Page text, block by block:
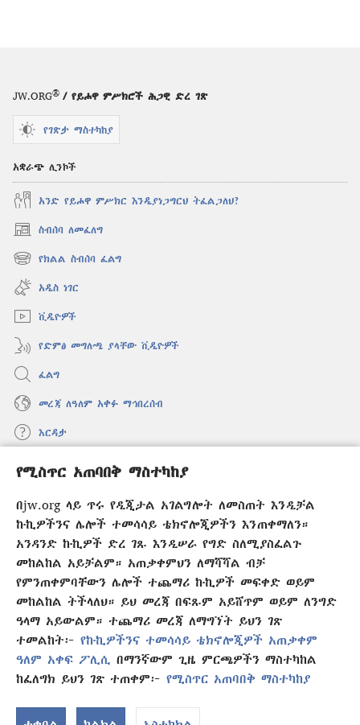
የሚስጥር አጠባበቅ ማስተካከያ
በjw.org ላይ ጥሩ የዲጂታል አገልግሎት ለመስጠት እንዲቻል
ኩኪዎችንና ሌሎች ተመሳሳይ ቴክኖሎጂዎችን እንጠቀማለን።
አንዳንድ ኩኪዎች ድረ ገጹ እንዲሠራ የግድ ስለሚያስፈልጉ
መከልከል አይቻልም። አጠቃቀምህን ለማሻሻል ብቻ
የምንጠቀምባቸውን ሌሎች ተጨማሪ ኩኪዎች መፍቀድ ወይም
መከልከል ትችላለህ። ይህ መረጃ በፍጹም አይሸጥም ወይም ለንግድ
ዓላማ አይውልም። ተጨማሪ መረጃ ለማግኘት ይህን ገጽ
ተመልከት፦ የኩኪዎችንና ተመሳሳይ ቴክኖሎጂዎች አጠቃቀም
ዓለም አቀፍ ፖሊሲ
በማንኛውም ጊዜ ምርጫዎችን ማስተካከል
ከፈለግክ ይህን ገጽ ተጠቀም፦ የሚስጥር አጠባበቅ ማስተካከያ
JW.ORG® / የይሖዋ ምሥክሮች ሕጋዊ ድረ ገጽ
የገጽታ ማስተካከያ
አቋራጭ ሊንኮች
አንድ የይሖዋ ምሥክር እንዲያነጋግርህ ትፈልጋለህ?
ስብሰባ ለመፈለግ
(አዲስ
ዊንዶው
ክፈት)
የክልል ስብሰባ ፈልግ
(አዲስ
ዊንዶው
ክፈት)
አዲስ ነገር
ቪዲዮዎች
የድምፅ መግለጫ ያላቸው ቪዲዮዎች
ፈልግ
መረጃ ለዓለም አቀፉ ማኅበረሰብ
እርዳታ
መዋጮዎች
(አዲስ
ክፈት)
የመጠበቂያ ግንብ የኢንተርኔት ቤተ መጻሕፍት
(አዲስ
ዊንዶው
®
(አዲስ
ዊንዶው
JW Library ® አፕሊኬሽን
Copyright © 2026 Watch Tower Bible and Tract Society of Pennsylvania.